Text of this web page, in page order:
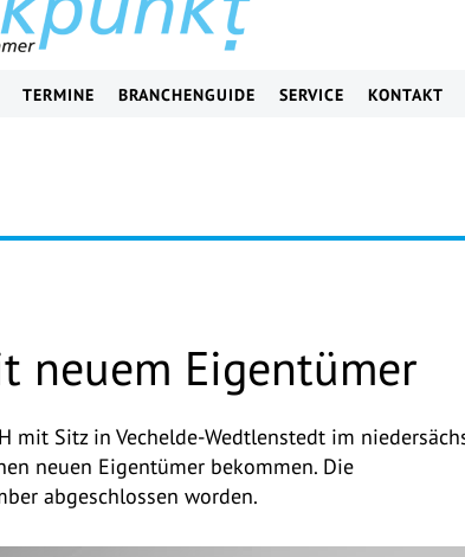
TERMINE BRANCHENGUIDE SERVICE KONTAKT
neuem Eigentümer
mit Sitz in Vechelde-Wedtlenstedt im
neuen Eigentümer bekommen. Die
abgeschlossen worden.